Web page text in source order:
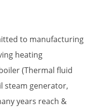
to manufacturing
heating
(Thermal fluid
steam generator,
years reach &